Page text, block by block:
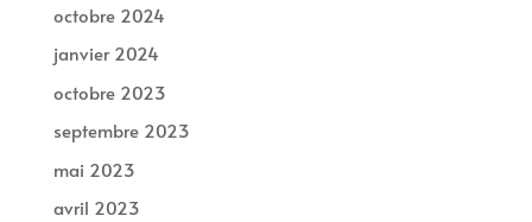
octobre 2024
janvier 2024
octobre 2023
septembre 2023
mai 2023
avril 2023